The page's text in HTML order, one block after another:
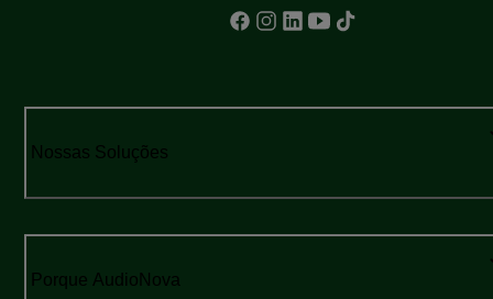
Nossas Soluções
Porque AudioNova